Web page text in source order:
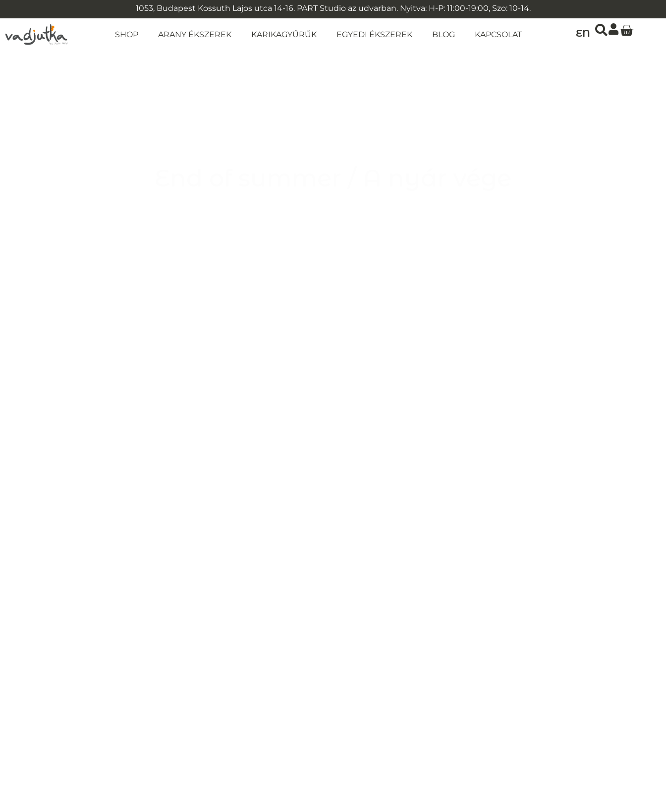
1053, Budapest Kossuth Lajos utca 14-16. PART Studio az udvarban. Nyitva: H-P: 11:00-19:00, Szo: 10-14.
SHOP ARANY ÉKSZEREK KARIKAGYŰRŰK EGYEDI ÉKSZEREK BLOG KAPCSOLAT EN